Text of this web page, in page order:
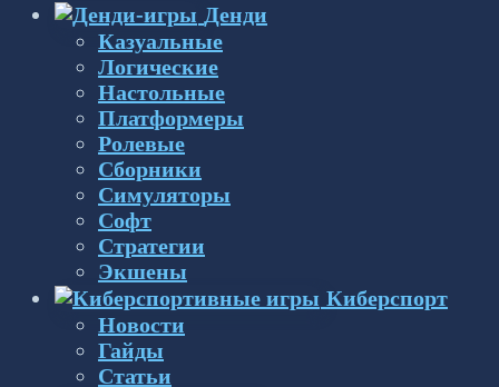
Денди
Казуальные
Логические
Настольные
Платформеры
Ролевые
Сборники
Симуляторы
Софт
Стратегии
Экшены
Киберспорт
Новости
Гайды
Статьи